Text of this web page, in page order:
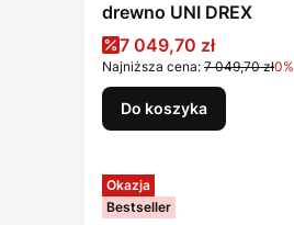
drewno UNI DREX
Cena promocyjna
7 049,70 zł
Najniższa cena: 7 049,70 zł0%
Do koszyka
Okazja
Bestseller